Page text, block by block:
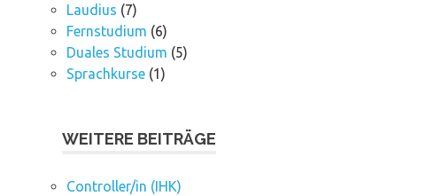
Laudius (7)
Fernstudium (6)
Duales Studium (5)
Sprachkurse (1)
WEITERE BEITRÄGE
Controller/in (IHK)